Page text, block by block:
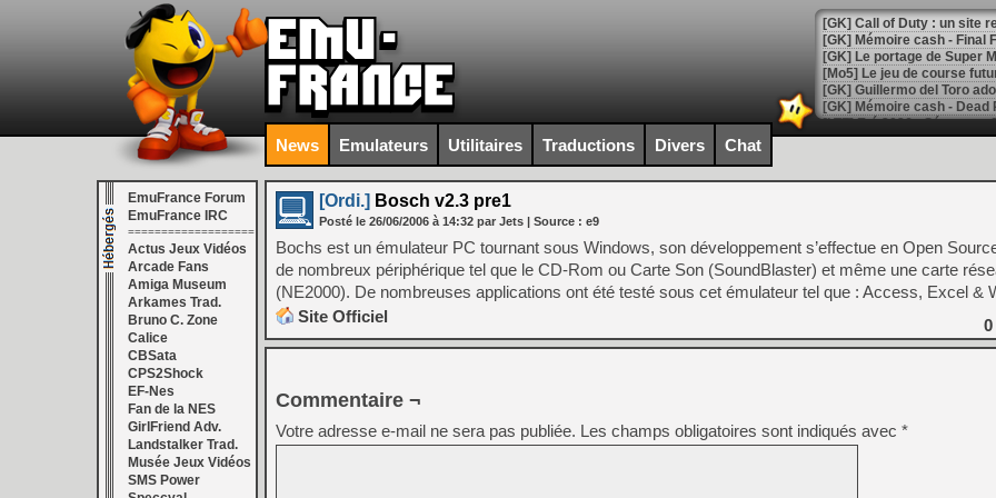
[GK] Le portage de Super
[Mo5] Le jeu de course
[GK] Guillermo del Toro
[LTF] Eté 2026 - Séquence
[GK] Mistfall Hunter :
[GK] Wo Long 2 évolue
[GK] Crossfire : un TPS à
[LS] [PS5] Premiers
[Mo5] DOOM arrive en
[GK] Bethesda fête les 30
[GK] Roblox : l'action en
[GK] Agenda - GeForce
[GK] Devolver Digital en a
[LS] [PS5] ps5-y2jb-
News Emulateurs Utilitaires Traductions Divers Chat
EmuFrance Forum
EmuFrance IRC
===================
Actus Jeux Vidéos
Arcade Fans
Amiga Museum
Arkames Trad.
Bruno C. Zone
Calice
CBSata
CPS2Shock
EF-Nes
Fan de la NES
GirlFriend Adv.
Landstalker Trad.
Musée Jeux Vidéos
SMS Power
[Ordi.] Bosch v2.3 pre1
Posté le 26/06/2006 à 14:32 par Jets | Source : e9
Bochs est un émulateur PC tournant sous Windows, son développement s’effectue en Open
de nombreux périphérique tel que le CD-Rom ou Carte Son (SoundBlaster) et même une carte
(NE2000). De nombreuses applications ont été testé sous cet émulateur tel que : Access, Excel &
Site Officiel
0
Commentaire ¬
Votre adresse e-mail ne sera pas publiée. Les champs obligatoires sont indiqués avec *